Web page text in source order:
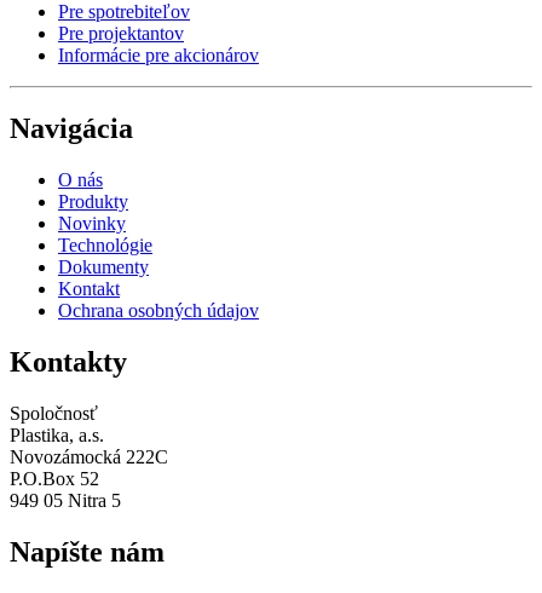
Pre spotrebiteľov
Pre projektantov
Informácie pre akcionárov
Navigácia
O nás
Produkty
Novinky
Technológie
Dokumenty
Kontakt
Ochrana osobných údajov
Kontakty
Spoločnosť
Plastika, a.s.
Novozámocká 222C
P.O.Box 52
949 05 Nitra 5
Napíšte nám